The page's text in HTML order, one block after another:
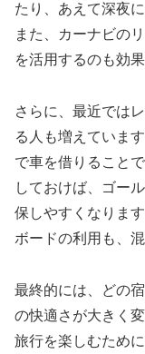
たり、あえて深夜
また、カーナビの
を活用するのも効果
さらに、最近では
る人も増えていま
で車を借りること
しておけば、ゴー
保しやすくなりま
ボードの利用も、
最終的には、どの
の快適さが大きく
旅行を楽しむため